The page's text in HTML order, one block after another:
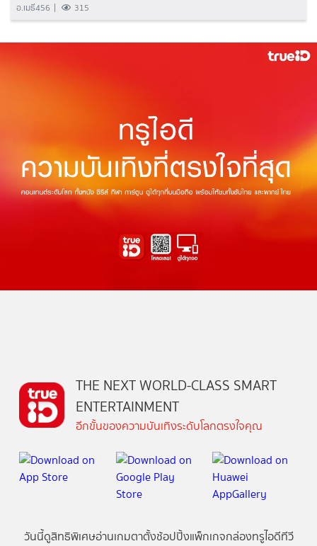
อ.เมธี456 315
THE NEXT WORLD-CLASS SMART
ENTERTAINMENT
อีกขั้นของความบันเทิงระดับโลกตรงใจคุณ
วันนี้ดูสิทธิพิเศษอ่านเกมตาตั้งช้อปปิ้งแพ็กเกจกล่องทรูไอดีทีวี